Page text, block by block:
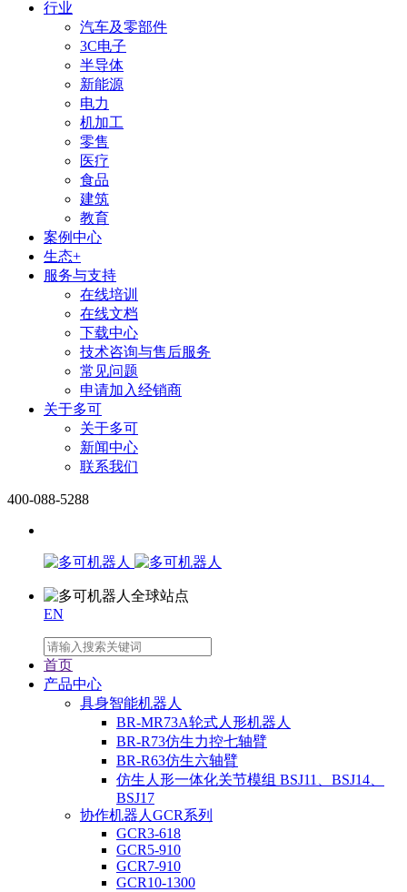
行业
汽车及零部件
3C电子
半导体
新能源
电力
机加工
零售
医疗
食品
建筑
教育
案例中心
生态+
服务与支持
在线培训
在线文档
下载中心
技术咨询与售后服务
常见问题
申请加入经销商
关于多可
关于多可
新闻中心
联系我们
400-088-5288
EN
首页
产品中心
具身智能机器人
BR-MR73A轮式人形机器人
BR-R73仿生力控七轴臂
BR-R63仿生六轴臂
仿生人形一体化关节模组 BSJ11、BSJ14、
BSJ17
协作机器人GCR系列
GCR3-618
GCR5-910
GCR7-910
GCR10-1300